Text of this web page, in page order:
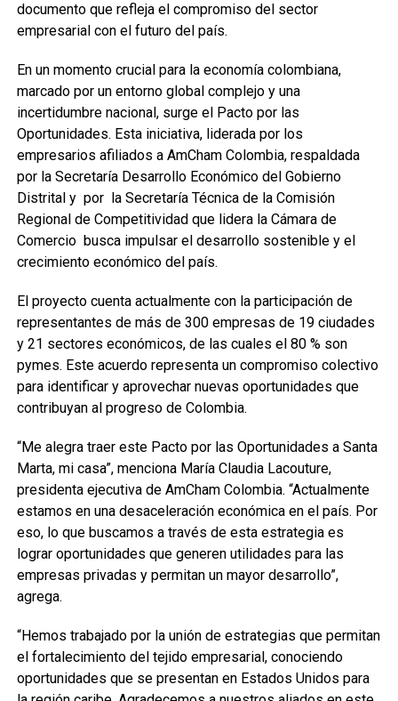
documento que refleja el compromiso del sector
empresarial con el futuro del país.
En un momento crucial para la economía colombiana,
marcado por un entorno global complejo y una
incertidumbre nacional, surge el Pacto por las
Oportunidades. Esta iniciativa, liderada por los
empresarios afiliados a AmCham Colombia, respaldada
por la Secretaría Desarrollo Económico del Gobierno
Distrital y por la Secretaría Técnica de la Comisión
Regional de Competitividad que lidera la Cámara de
Comercio busca impulsar el desarrollo sostenible y el
crecimiento económico del país.
El proyecto cuenta actualmente con la participación de
representantes de más de 300 empresas de 19 ciudades
y 21 sectores económicos, de las cuales el 80 % son
pymes. Este acuerdo representa un compromiso colectivo
para identificar y aprovechar nuevas oportunidades que
contribuyan al progreso de Colombia.
“Me alegra traer este Pacto por las Oportunidades a Santa
Marta, mi casa”, menciona María Claudia Lacouture,
presidenta ejecutiva de AmCham Colombia. “Actualmente
estamos en una desaceleración económica en el país. Por
eso, lo que buscamos a través de esta estrategia es
lograr oportunidades que generen utilidades para las
empresas privadas y permitan un mayor desarrollo”,
agrega.
“Hemos trabajado por la unión de estrategias que permitan
el fortalecimiento del tejido empresarial, conociendo
oportunidades que se presentan en Estados Unidos para